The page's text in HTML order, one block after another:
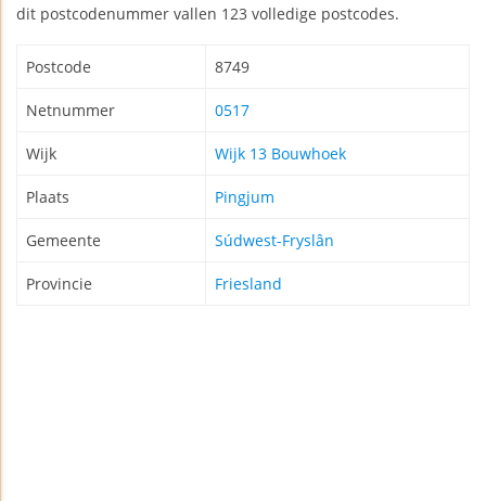
dit postcodenummer vallen 123 volledige postcodes.
Postcode 8749
Netnummer 0517
Wijk Wijk 13 Bouwhoek
Plaats Pingjum
Gemeente Súdwest-Fryslân
Provincie Friesland